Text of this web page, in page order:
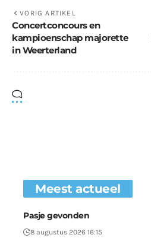
VORIG ARTIKEL
Concertconcours en
kampioenschap majorette
in Weerterland
Meest actueel
Pasje gevonden
8 augustus 2026 16:15